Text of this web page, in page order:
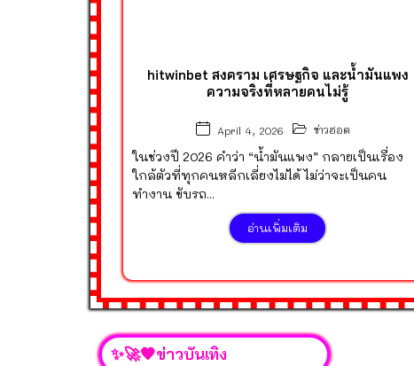
hitwinbet สงคราม เศรษฐกิจ และน้ำมันแพง
ความจริงที่หลายคนไม่รู้
April 4, 2026 ข่าวฮอต
ในช่วงปี 2026 คำว่า “น้ำมันแพง” กลายเป็นเรื่อง
ใกล้ตัวที่ทุกคนหลีกเลี่ยงไม่ได้ ไม่ว่าจะเป็นคน
ทำงาน ขับรถ...
อ่านเพิ่มเติม
✨🚀🧡ข่าวบันเทิง